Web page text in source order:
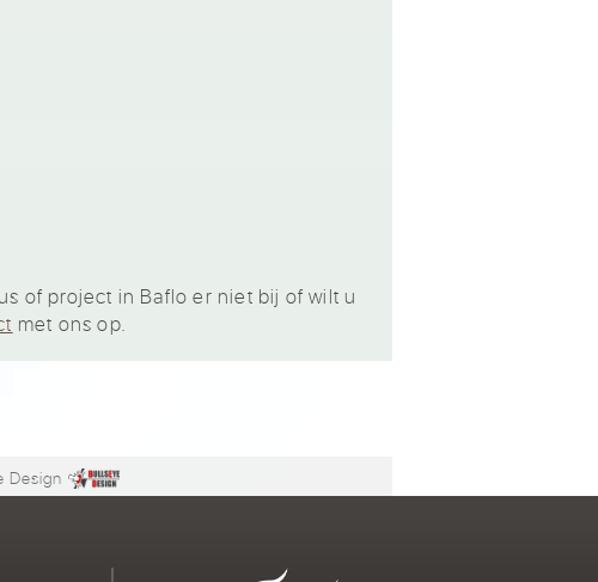
of project in Baflo er niet bij of wilt u
met ons op.
Design